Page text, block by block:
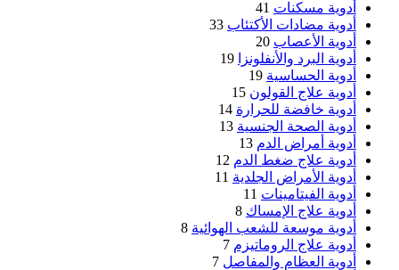
أدوية مسكنات 41
أدوية مضادات الأكتئاب 33
أدوية الأعصاب 20
أدوية البرد والأنفلونزا
19
أدوية الحساسية 19
أدوية علاج القولون 15
أدوية خافضة للحرارة 14
أدوية الصحة الجنسية 13
أدوية أمراض الدم 13
أدوية علاج ضغط الدم 12
أدوية الأمراض الجلدية 11
أدوية الفيتامينات 11
أدوية علاج الإمساك 8
أدوية موسعة للشعب الهوائية 8
أدوية علاج الروماتيزم 7
أدوية العظام والمفاصل 7